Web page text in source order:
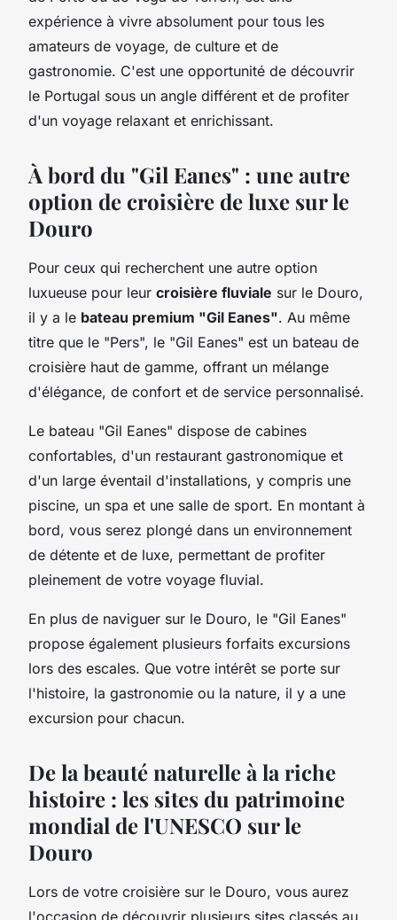
expérience à vivre absolument pour tous les
amateurs de voyage, de culture et de
gastronomie. C'est une opportunité de découvrir
le Portugal sous un angle différent et de profiter
d'un voyage relaxant et enrichissant.
À bord du "Gil Eanes" : une autre
option de croisière de luxe sur le
Douro
Pour ceux qui recherchent une autre option
luxueuse pour leur croisière fluviale sur le Douro,
il y a le bateau premium "Gil Eanes". Au même
titre que le "Pers", le "Gil Eanes" est un bateau de
croisière haut de gamme, offrant un mélange
d'élégance, de confort et de service personnalisé.
Le bateau "Gil Eanes" dispose de cabines
confortables, d'un restaurant gastronomique et
d'un large éventail d'installations, y compris une
piscine, un spa et une salle de sport. En montant à
bord, vous serez plongé dans un environnement
de détente et de luxe, permettant de profiter
pleinement de votre voyage fluvial.
En plus de naviguer sur le Douro, le "Gil Eanes"
propose également plusieurs forfaits excursions
lors des escales. Que votre intérêt se porte sur
l'histoire, la gastronomie ou la nature, il y a une
excursion pour chacun.
De la beauté naturelle à la riche
histoire : les sites du patrimoine
mondial de l'UNESCO sur le
Douro
Lors de votre croisière sur le Douro, vous aurez
l'occasion de découvrir plusieurs sites classés au